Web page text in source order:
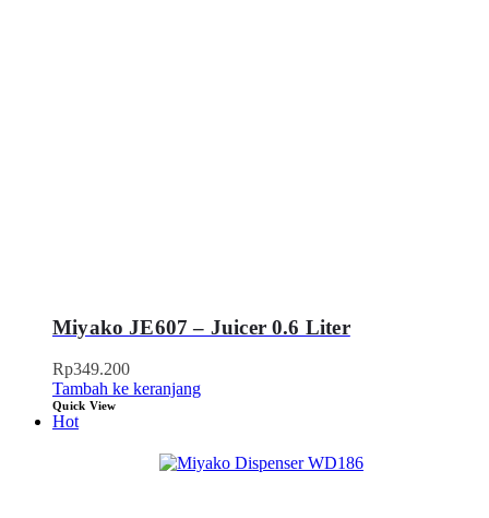
Miyako JE607 – Juicer 0.6 Liter
Rp349.200
Tambah ke keranjang
Quick View
Hot